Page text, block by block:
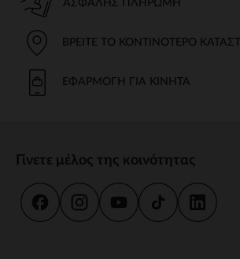
ΑΣΦΑΛΉΣ ΠΛΗΡΩΜΉ
ΒΡΕΊΤΕ ΤΟ ΚΟΝΤΙΝΌΤΕΡΟ
ΕΦΑΡΜΟΓΉ ΓΙΑ ΚΙΝΗΤΆ
Γίνετε μέλος της κοινότητας